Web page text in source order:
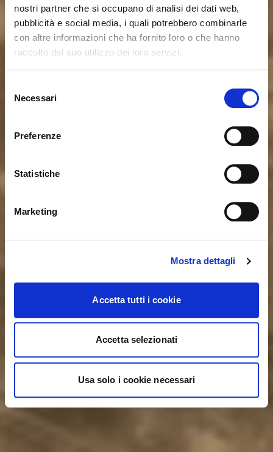
nostri partner che si occupano di analisi dei dati web,
pubblicità e social media, i quali potrebbero combinarle
con altre informazioni che ha fornito loro o che hanno
raccolto dal suo utilizzo dei loro servizi.
delNecessari
Preferenze
Statistiche
Marketing
Mostra dettagli
Accetta tutti i cookie
Accetta selezionati
Usa solo i cookie necessari
Parece que estás navegando Cerrar
para España. ¿Deseas cambiar al sitio en Estados